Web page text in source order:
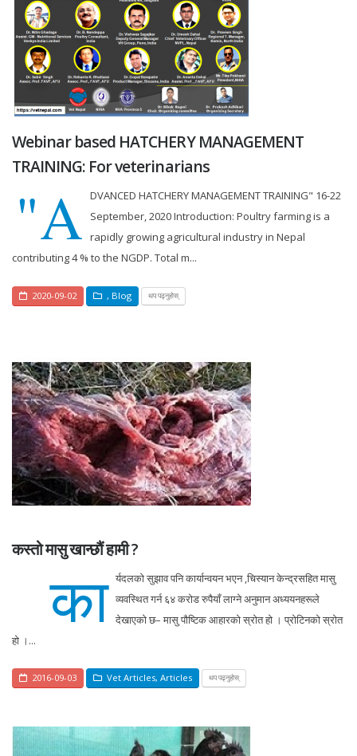
Webinar based HATCHERY MANAGEMENT
TRAINING: For veterinarians
"A DVANCED HATCHERY MANAGEMENT TRAINING" 16-22
September, 2020 Introduction: Poultry farming is a
rapidly growing agricultural industry in Nepal
contributing 4 % to the NGDP. Total m...
2020-09-02 , Blog थप पढ्नुहोस्
कस्तो मासु खान्छौं हामी ?
का र्यदलको सुझाव पनि कार्यान्वयन भएन ,चिस्यान केन्द्रसहित मासु
व्यवस्थित गर्न ६४ करोड रुपैयाँ लाग्ने अनुमान अध्ययनहरूले
देखाएको छ– मासु पौष्टिक आहारको स्रोत हो । प्रोटिनको स्रोत
हो ।...
2016-09-03 Vet Articles, Articles थप पढ्नुहोस्